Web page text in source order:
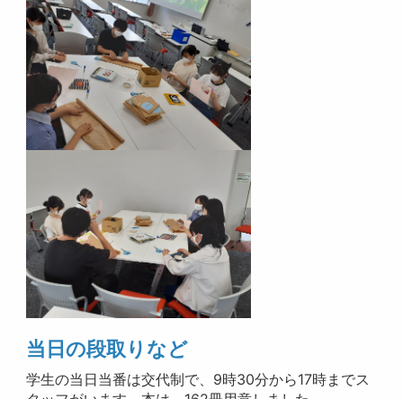
当日の段取りなど
学生の当日当番は交代制で、9時30分から17時までス